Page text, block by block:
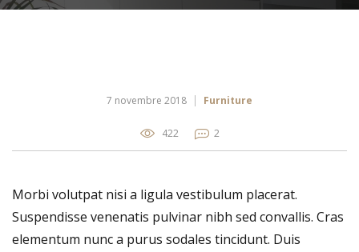
7 novembre 2018 Furniture
422 2
Morbi volutpat nisi a ligula vestibulum placerat.
Suspendisse venenatis pulvinar nibh sed convallis. Cras
elementum nunc a purus sodales tincidunt. Duis